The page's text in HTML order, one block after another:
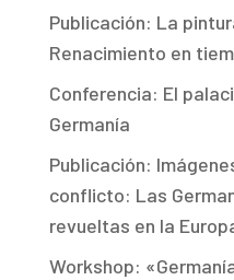
Publicación: La
Renacimiento en
Conferencia: El
Germanía
Publicación:
conflicto: Las
revueltas en la
Workshop: